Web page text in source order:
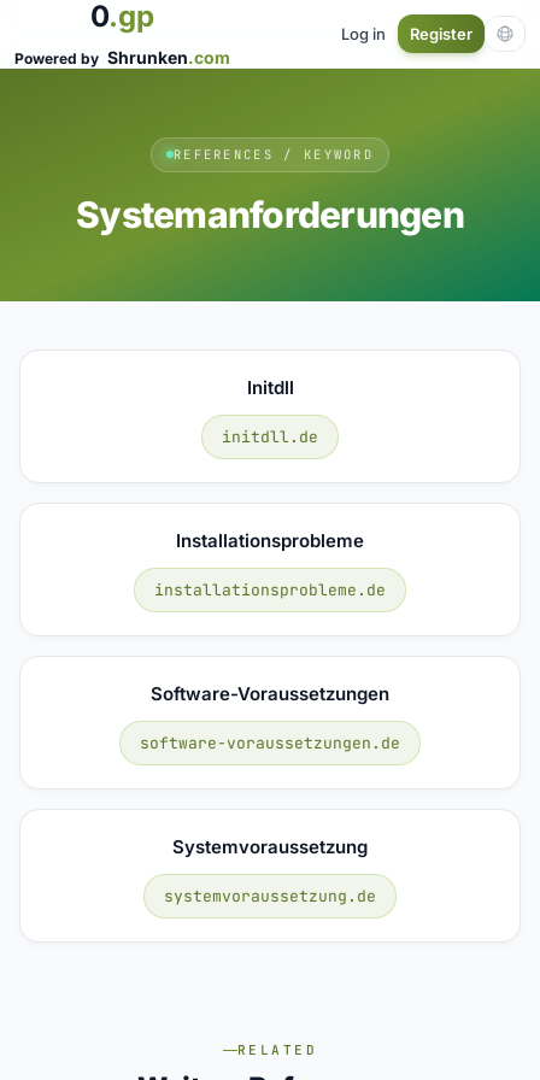
0.gp
Powered by Shrunken.com
Log in Register
REFERENCES / KEYWORD
Systemanforderungen
Initdll
initdll.de
Installationsprobleme
installationsprobleme.de
Software-Voraussetzungen
software-voraussetzungen.de
Systemvoraussetzung
systemvoraussetzung.de
RELATED